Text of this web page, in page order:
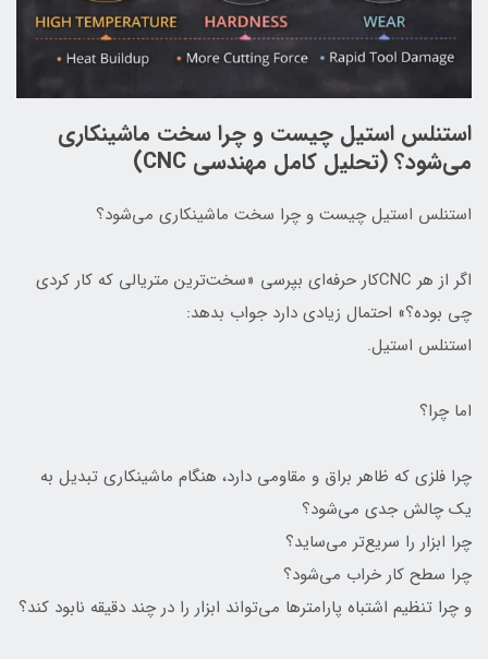
استنلس استیل چیست و چرا سخت ماشینکاری
می‌شود؟ (تحلیل کامل مهندسی CNC)
استنلس استیل چیست و چرا سخت ماشینکاری می‌شود؟
اگر از هر CNCکار حرفه‌ای بپرسی «سخت‌ترین متریالی که کار کردی
چی بوده؟» احتمال زیادی دارد جواب بدهد:
استنلس استیل.
اما چرا؟
چرا فلزی که ظاهر براق و مقاومی دارد، هنگام ماشینکاری تبدیل به
یک چالش جدی می‌شود؟
چرا ابزار را سریع‌تر می‌ساید؟
چرا سطح کار خراب می‌شود؟
و چرا تنظیم اشتباه پارامترها می‌تواند ابزار را در چند دقیقه نابود کند؟